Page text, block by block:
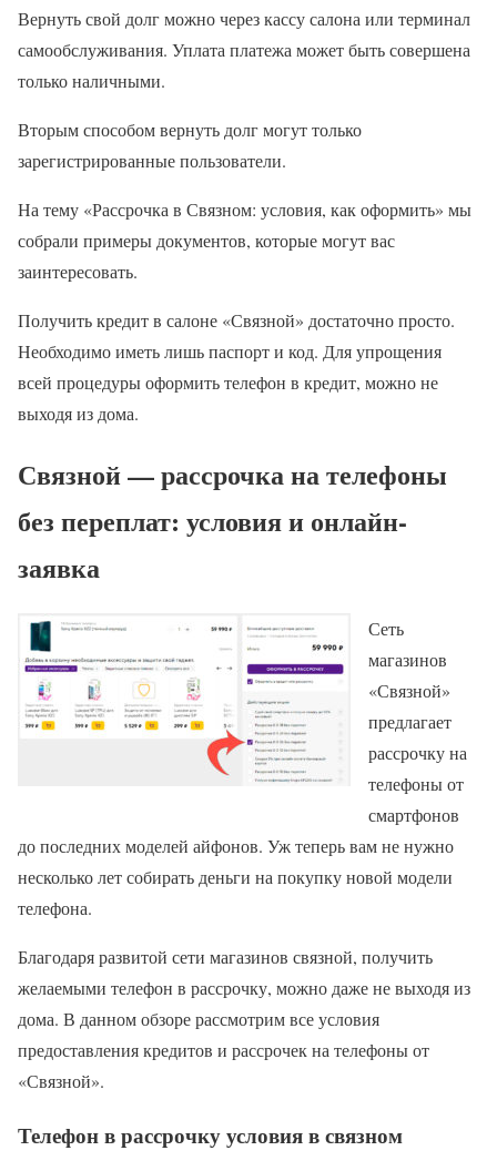
Вернуть свой долг можно через кассу салона или терминал
самообслуживания. Уплата платежа может быть совершена
только наличными.
Вторым способом вернуть долг могут только
зарегистрированные пользователи.
На тему «Рассрочка в Связном: условия, как оформить» мы
собрали примеры документов, которые могут вас
заинтересовать.
Получить кредит в салоне «Связной» достаточно просто.
Необходимо иметь лишь паспорт и код. Для упрощения
всей процедуры оформить телефон в кредит, можно не
выходя из дома.
Связной — рассрочка на телефоны
без переплат: условия и онлайн-
заявка
Сеть
магазинов
«Связной»
предлагает
рассрочку на
телефоны от
смартфонов
до последних моделей айфонов. Уж теперь вам не нужно
несколько лет собирать деньги на покупку новой модели
телефона.
Благодаря развитой сети магазинов связной, получить
желаемыми телефон в рассрочку, можно даже не выходя из
дома. В данном обзоре рассмотрим все условия
предоставления кредитов и рассрочек на телефоны от
«Связной».
Телефон в рассрочку условия в связном